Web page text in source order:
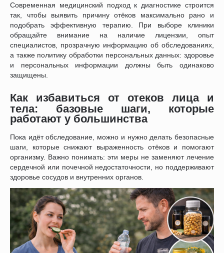
Современная медицинский подход к диагностике строится
так, чтобы выявить причину отёков максимально рано и
подобрать эффективную терапию. При выборе клиники
обращайте внимание на наличие лицензии, опыт
специалистов, прозрачную информацию об обследованиях,
а также политику обработки персональных данных: здоровье
и персональных информации должны быть одинаково
защищены.
Как избавиться от отеков лица и
тела: базовые шаги, которые
работают у большинства
Пока идёт обследование, можно и нужно делать безопасные
шаги, которые снижают выраженность отёков и помогают
организму. Важно понимать: эти меры не заменяют лечение
сердечной или почечной недостаточности, но поддерживают
здоровье сосудов и внутренних органов.